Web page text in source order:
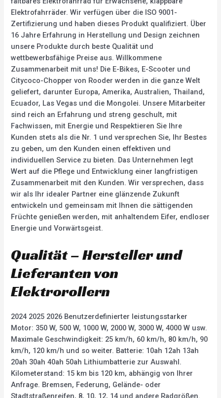
Elektrofahrräder. Wir verfügen über die ISO 9001-
Zertifizierung und haben dieses Produkt qualifiziert. Über
16 Jahre Erfahrung in Herstellung und Design zeichnen
unsere Produkte durch beste Qualität und
wettbewerbsfähige Preise aus. Willkommene
Zusammenarbeit mit uns! Die E-Bikes, E-Scooter und
Citycoco-Chopper von Rooder werden in die ganze Welt
geliefert, darunter Europa, Amerika, Australien, Thailand,
Ecuador, Las Vegas und die Mongolei. Unsere Mitarbeiter
sind reich an Erfahrung und streng geschult, mit
Fachwissen, mit Energie und Respektieren Sie Ihre
Kunden stets als die Nr. 1 und versprechen Sie, Ihr Bestes
zu geben, um den Kunden einen effektiven und
individuellen Service zu bieten. Das Unternehmen legt
Wert auf die Pflege und Entwicklung einer langfristigen
Zusammenarbeit mit den Kunden. Wir versprechen, dass
wir als Ihr idealer Partner eine glänzende Zukunft
entwickeln und gemeinsam mit Ihnen die sättigenden
Früchte genießen werden, mit anhaltendem Eifer, endloser
Energie und Vorwärtsgeist.
Qualität – Hersteller und
Lieferanten von
Elektrorollern
2024 2025 2026 Benutzerdefinierter leistungsstarker
Motor: 350 W, 500 W, 1000 W, 2000 W, 3000 W, 4000 W usw.
Maximale Geschwindigkeit: 25 km/h, 60 km/h, 80 km/h, 90
km/h, 120 km/h und so weiter. Batterie: 10ah 12ah 13ah
20ah 30ah 40ah 50ah Lithiumbatterie zur Auswahl.
Kilometerstand: 15 km bis 120 km, abhängig von Ihrer
Anfrage. Bremsen, Federung, Gelände- oder
Stadtstraßenreifen, 8, 10, 12, 14 und andere Radgrößen.